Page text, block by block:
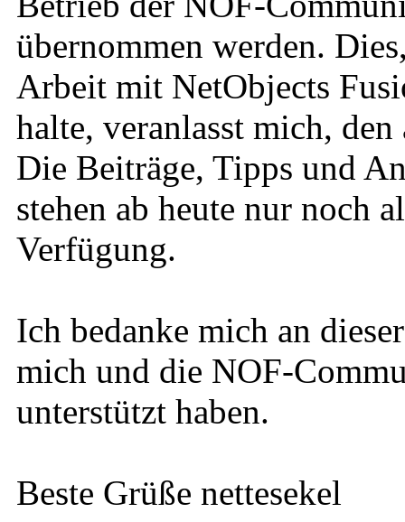
übernommen werden.
Arbeit mit NetObjects
halte, veranlasst mich,
Die Beiträge, Tipps und
stehen ab heute nur noch
Verfügung.
Ich bedanke mich an
mich und die NOF-
unterstützt haben.
Beste Grüße nettesekel